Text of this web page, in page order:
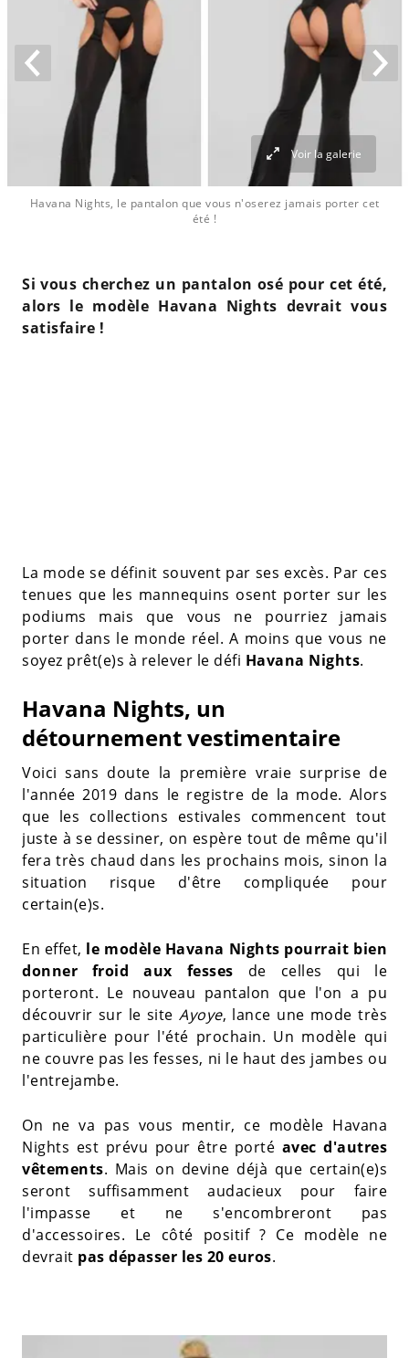
Havana Nights, le pantalon que vous n'oserez jamais porter cet
été !
Voir la galerie
Si vous cherchez un pantalon osé pour cet été,
alors le modèle Havana Nights devrait vous
satisfaire !
La mode se définit souvent par ses excès. Par ces
tenues que les mannequins osent porter sur les
podiums mais que vous ne pourriez jamais
porter dans le monde réel. A moins que vous ne
soyez prêt(e)s à relever le défi Havana Nights.
Havana Nights, un
détournement vestimentaire
Voici sans doute la première vraie surprise de
l'année 2019 dans le registre de la mode. Alors
que les collections estivales commencent tout
juste à se dessiner, on espère tout de même qu'il
fera très chaud dans les prochains mois, sinon la
situation risque d'être compliquée pour
certain(e)s.
En effet, le modèle Havana Nights pourrait bien
donner froid aux fesses de celles qui le
porteront. Le nouveau pantalon que l'on a pu
découvrir sur le site Ayoye, lance une mode très
particulière pour l'été prochain. Un modèle qui
ne couvre pas les fesses, ni le haut des jambes ou
l'entrejambe.
On ne va pas vous mentir, ce modèle Havana
Nights est prévu pour être porté avec d'autres
vêtements. Mais on devine déjà que certain(e)s
seront suffisamment audacieux pour faire
l'impasse et ne s'encombreront pas
d'accessoires. Le côté positif ? Ce modèle ne
devrait pas dépasser les 20 euros.